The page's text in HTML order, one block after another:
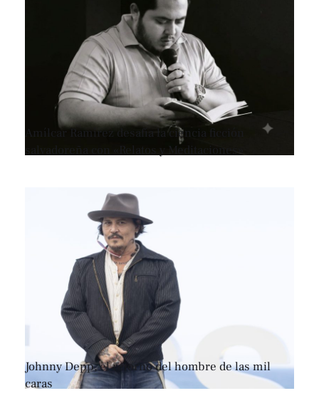
Amílcar Ramírez desafía la ciencia ficción
salvadoreña con «Relatos y Meditaciones»
Johnny Depp, el retorno del hombre de las mil
caras